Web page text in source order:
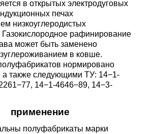
в открытых электродуговых
печах
низкоуглеродистых
рафинирование
может быть заменено
в ковше.
нормировано
а также следующими ТУ: 14−1-
14−1-4646−89, 14−3-
применение
полуфабрикаты марки